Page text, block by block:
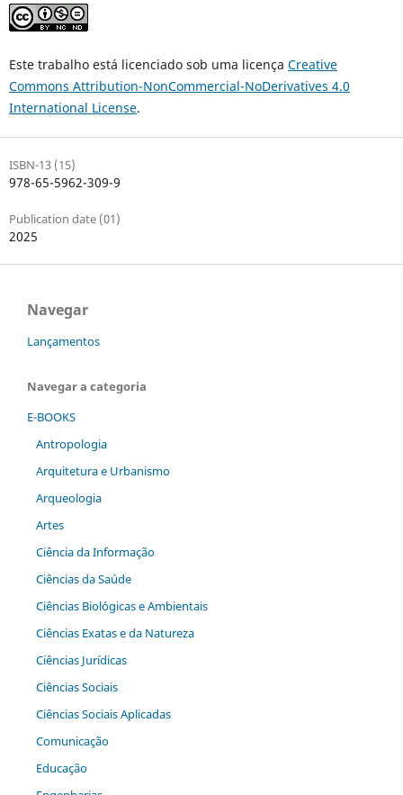
Este trabalho está licenciado sob uma licença Creative
Commons Attribution-NonCommercial-NoDerivatives 4.0
International License.
ISBN-13 (15)
978-65-5962-309-9
Publication date (01)
2025
Navegar
Lançamentos
Navegar a categoria
E-BOOKS
Antropologia
Arquitetura e Urbanismo
Arqueologia
Artes
Ciência da Informação
Ciências da Saúde
Ciências Biológicas e Ambientais
Ciências Exatas e da Natureza
Ciências Jurídicas
Ciências Sociais
Ciências Sociais Aplicadas
Comunicação
Educação